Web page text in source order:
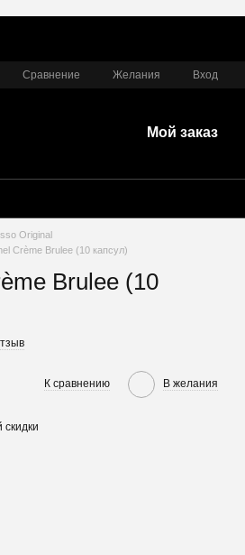
Сравнение Желания Вход
Мой заказ
Original
Crème Brulee (10 капсул)
Brulee (10
К сравнению В желания